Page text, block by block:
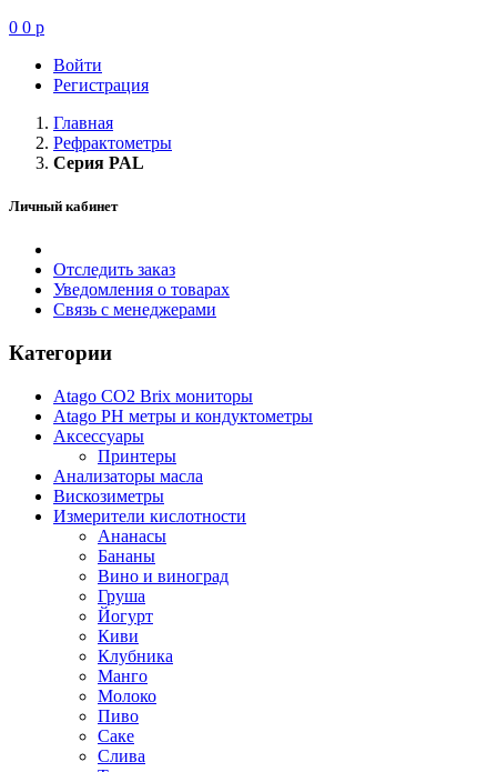
0 0 p
Войти
Регистрация
Главная
Рефрактометры
Серия PAL
Личный кабинет
Отследить заказ
Уведомления о товарах
Связь с менеджерами
Категории
Atago CO2 Brix мониторы
Atago PH метры и кондуктометры
Аксессуары
Принтеры
Анализаторы масла
Вискозиметры
Измерители кислотности
Ананасы
Бананы
Вино и виноград
Груша
Йогурт
Киви
Клубника
Манго
Молоко
Пиво
Саке
Слива